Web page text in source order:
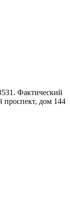
Фактический
проспект, дом 144